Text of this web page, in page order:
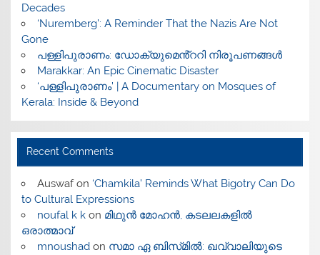
Decades
‘Nuremberg’: A Reminder That the Nazis Are Not
Gone
പള്ളിപുരാണം: ഡോക്യുമെൻ്ററി നിരൂപണങ്ങൾ
Marakkar: An Epic Cinematic Disaster
‘പള്ളിപുരാണം’ | A Documentary on Mosques of
Kerala: Inside & Beyond
Recent Comments
Auswafon ‘Chamkila’ Reminds What Bigotry Can Do
to Cultural Expressions
noufal k kon മിഥുൻ മോഹൻ, കടലലകളിൽ
ഒരാത്മാവ്
mnoushadon സമാ ഏ ബിസ്‌മിൽ: ഖവ്വാലിയുടെ